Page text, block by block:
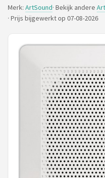
Merken
Blog
Sonos
Samsung
POPULAIRE MERKEN
Merk: ArtSound· Bekijk andere
· Prijs bijgewerkt op 07-08-2026